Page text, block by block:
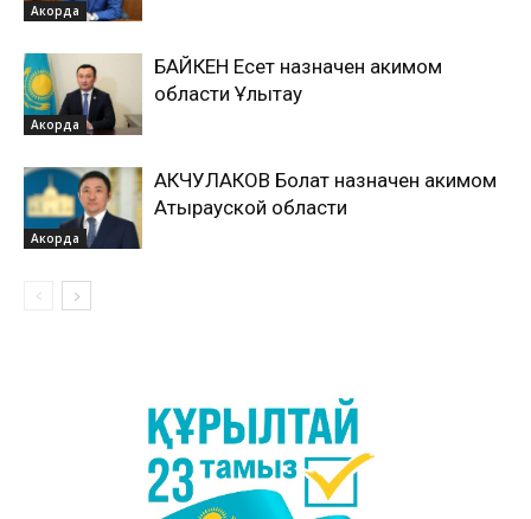
Акорда
Акорда
БАЙКЕН Есет назначен акимом
области Ұлытау
Акорда
АКЧУЛАКОВ Болат назначен акимом
Атырауской области